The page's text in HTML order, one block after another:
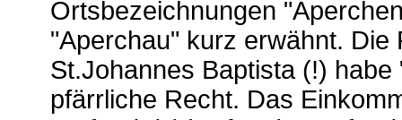
Ortsbezeichnungen
"Aperchau" kurz erwähnt. Die
St.Johannes Baptista (!) habe
pfärrliche Recht. Das